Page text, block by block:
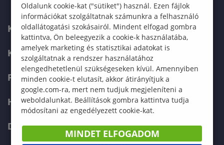
KARUNK
KÉPZÉSEK
FELVÉTELIZŐKNEK
HALLGATÓKNAK
DOKTORI ISKOLA
Oldalunk cookie-kat ("sütiket") használ. Ezen fájlok
információkat szolgáltatnak számunkra a felhasználó
oldallátogatási szokásairól. Mindent elfogad gombra
kattintva, Ön beleegyezik a cookie-k használatába,
amelyek marketing és statisztikai adatokat is
szolgáltatnak a rendszer használatához
elengedhetetlenül szükségeseken kívül. Amennyiben
minden cookie-t elutasít, akkor átirányítjuk a
google.com-ra, mert nem tudjuk megjeleníteni a
weboldalunkat. Beállítások gombra kattintva tudja
módosítani az engedélyezett cookie-kat.
MINDET ELFOGADOM